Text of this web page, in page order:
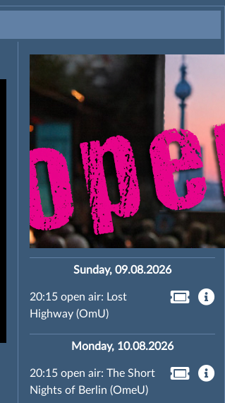
Sunday, 09.08.2026
20:15 open air: Lost
Highway (OmU)
Monday, 10.08.2026
20:15 open air: The Short
Nights of Berlin (OmeU)